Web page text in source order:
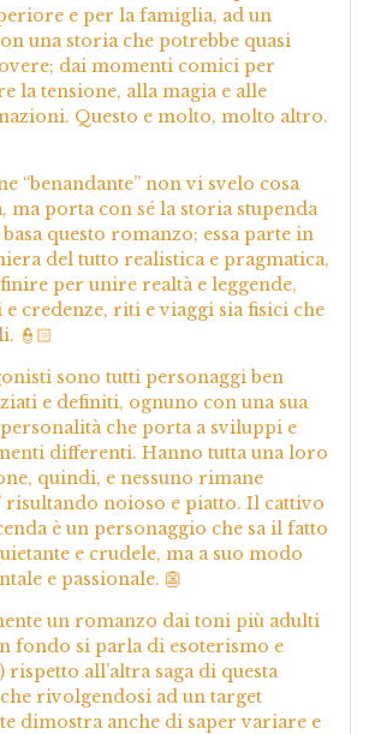
e per la famiglia, ad un
una storia che potrebbe quasi
dai momenti comici per
la tensione, alla magia e alle
Questo e molto, molto altro.
“benandante” non vi svelo cosa
ma porta con sé la storia stupenda
basa questo romanzo; essa parte in
del tutto realistica e pragmatica,
per unire realtà e leggende,
credenze, riti e viaggi sia fisici che
👮🏻
sono tutti personaggi ben
e definiti, ognuno con una sua
che porta a sviluppi e
differenti. Hanno tutta una loro
quindi, e nessuno rimane
risultando noioso e piatto. Il cattivo
è un personaggio che sa il fatto
e crudele, ma a suo modo
e passionale. 👺
un romanzo dai toni più adulti
fondo si parla di esoterismo e
all’altra saga di questa
rivolgendosi ad un target
dimostra anche di saper variare e